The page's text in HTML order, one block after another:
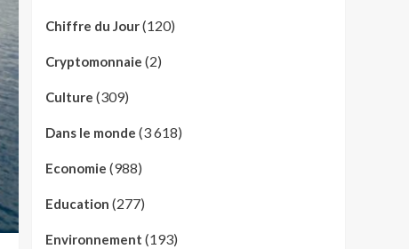
Chiffre du Jour(120)
Cryptomonnaie (2)
Culture (309)
Dans le monde (3 618)
Economie (988)
Education (277)
Environnement (193)